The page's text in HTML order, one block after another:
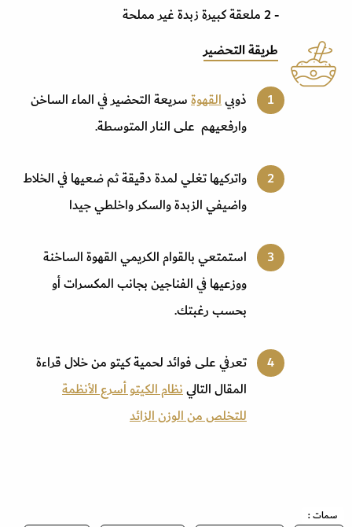
- 2 ملعقة كبيرة زبدة غير مملحة
طريقة التحضير
ذوبيالقهوةسريعة التحضير في الماء الساخن
وارفعيهم على النار المتوسطة.
واتركيها تغلي لمدة دقيقة ثم ضعيها في الخلاط
واضيفي الزبدة والسكر واخلطي جيدا
استمتعي بالقوام الكريمي القهوة الساخنة
ووزعيها في الفناجين بجانب المكسرات أو
بحسب رغبتك.
تعرفي على فوائد لحمية كيتو من خلال قراءة
المقال التالينظام الكيتو أسرع الأنظمة
للتخلص من الوزن الزائد
سمات :